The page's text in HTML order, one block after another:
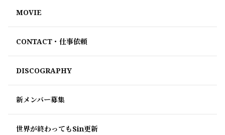
MOVIE
CONTACT・仕事依頼
DISCOGRAPHY
新メンバー募集
世界が終わってもSin更新